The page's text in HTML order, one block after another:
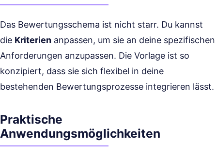
Das Bewertungsschema ist nicht starr. Du kannst
die Kriterien anpassen, um sie an deine spezifischen
Anforderungen anzupassen. Die Vorlage ist so
konzipiert, dass sie sich flexibel in deine
bestehenden Bewertungsprozesse integrieren lässt.
Praktische
Anwendungsmöglichkeiten